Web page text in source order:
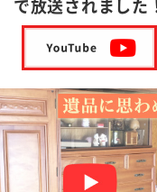
を出版しました！